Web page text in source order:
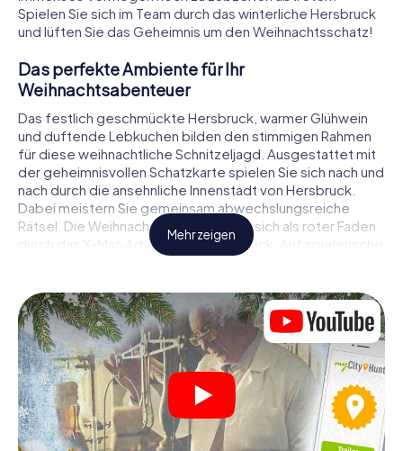
Spielen Sie sich im Team durch das winterliche Hersbruck
und lüften Sie das Geheimnis um den Weihnachtsschatz!
Das perfekte Ambiente für Ihr
Weihnachtsabenteuer
Das festlich geschmückte Hersbruck, warmer Glühwein
und duftende Lebkuchen bilden den stimmigen Rahmen
für diese weihnachtliche Schnitzeljagd. Ausgestattet mit
der geheimnisvollen Schatzkarte spielen Sie sich nach und
nach durch die ansehnliche Innenstadt von Hersbruck.
Dabei meistern Sie gemeinsam abwechslungsreiche
Rätsel. Die Weihnachtsthematik zieht sich als roter Faden
durch das X-Mas Adventure in Hersbruck. Auf spielerische
Weise erfahren Sie faszinierende Anekdoten rund um das
Hinweise richtig zu deuten und anderen Schatzsuchern
stets einen Schritt voraus zu sein?
Der Weihnachtsmarkt von Hersbruck als
Zwischenstopp
Stellen Sie ein kompetentes Team aus Freunden oder
Familienmitgliedern zusammen und begeben Sie sich
gemeinsam auf eine weihnachtliche Rätseltour durch
Mehr zeigen